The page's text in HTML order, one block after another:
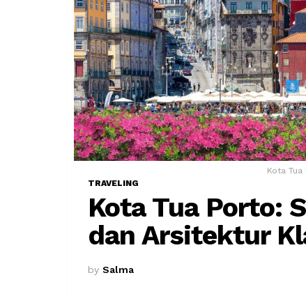
Kota
TRAVELING
Kota Tua Porto:
dan Arsitektur
by Salma